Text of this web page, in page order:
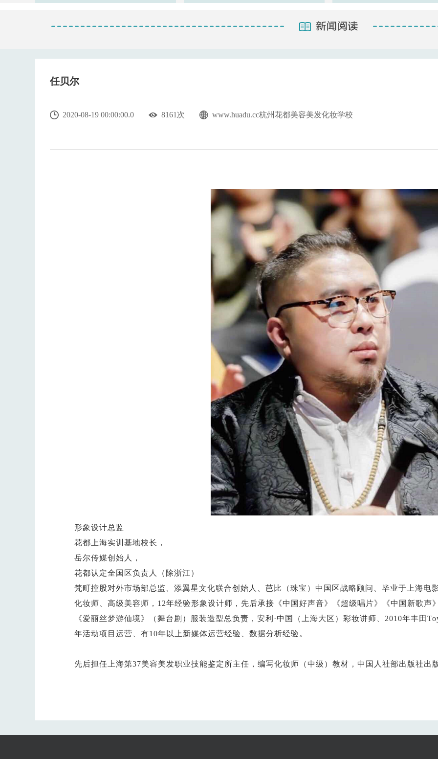
任贝尔
2020-08-19 00:00:00.0 8161次 www.huadu.cc杭州花都美容美发化妆学校
形象设计总监
花都上海实训基地校长，
岳尔传媒创始人，
花都认定全国区负责人（除浙江）
梵町控股对外市场部总监、添翼星文化联合创始人、芭比（珠宝）中国区战略顾问、毕业于上海电
化妆师、高级美容师，12年经验形象设计师，先后承接《中国好声音》《超级唱片》《中国新歌声
《爱丽丝梦游仙境》（舞台剧）服装造型总负责，安利·中国（上海大区）彩妆讲师、2010年丰田
年活动项目运营、有10年以上新媒体运营经验、数据分析经验。
先后担任上海第37美容美发职业技能鉴定所主任，编写化妆师（中级）教材，中国人社部出版社出